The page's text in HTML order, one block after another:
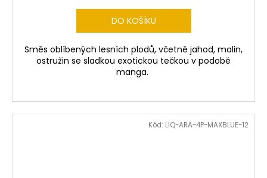
DO KOŠÍKU
Směs oblíbených lesních plodů, včetně jahod, malin,
ostružin se sladkou exotickou tečkou v podobě
manga.
Kód: LIQ-ARA-4P-MAXBLUE-12